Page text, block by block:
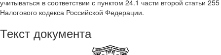
учитываться в соответствии с пунктом 24.1 части второй статьи 255
Налогового кодекса Российской Федерации.
Текст документа